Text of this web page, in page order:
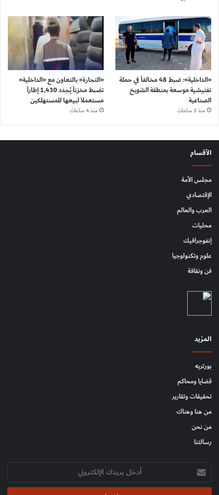
«الداخلية»: ضبط 48 مخالفاً في حملة
تفتيشية موسعة بمنطقة الشويخ
الصناعية
منذ 3 ساعات
«التجارة» بالتعاون مع «الداخلية»
تضبط مخزناً يُجدد 1,430 إطاراً
مستعملاً لبيعها للمستهلكين
منذ 4 ساعات
الأقسام
مجلس الأمة
الإقتصادي
العرب والعالم
محليات
إنفوجرافيك
علوم وتكنولوجيا
فن وثقافة
المزيد
بورتريه
قضايا ومحاكم
تحقيقات وتقارير
من هنا وهناك
من نحن
رسالتنا
أدخل
بريدك
الإلكتروني